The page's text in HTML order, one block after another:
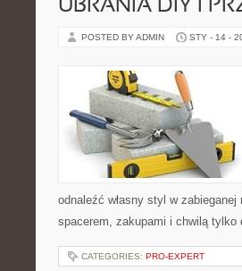
UBRANIA DIY I
POSTED BY ADMIN STY - 14 -
odnaleźć własny styl w
spacerem, zakupami i chwilą
CATEGORIES: PRO-EXPERT